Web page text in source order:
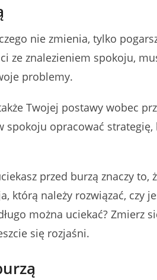
nie zmienia, tylko
ze znalezieniem spokoju,
problemy.
Twojej postawy wobec
opracować strategię,
przed burzą znaczy to,
którą należy rozwiązać, czy
można uciekać? Zmierz
się rozjaśni.